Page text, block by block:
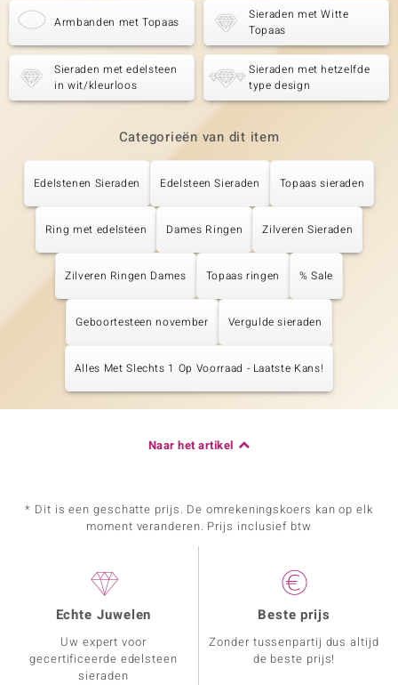
Armbanden met Topaas
Sieraden met Witte
Topaas
Sieraden met edelsteen
in wit/kleurloos
Sieraden met hetzelfde
type design
Categorieën van dit item
Edelstenen Sieraden Edelsteen Sieraden Topaas sieraden
Ring met edelsteen Dames Ringen Zilveren Sieraden
Zilveren Ringen Dames Topaas ringen % Sale
Geboortesteen november Vergulde sieraden
Alles Met Slechts 1 Op Voorraad - Laatste Kans!
Naar het artikel
* Dit is een geschatte prijs. De omrekeningskoers kan op elk
moment veranderen. Prijs inclusief btw
Echte Juwelen
Uw expert voor
gecertificeerde edelsteen
sieraden
Beste prijs
Zonder tussenpartij dus altijd
de beste prijs!